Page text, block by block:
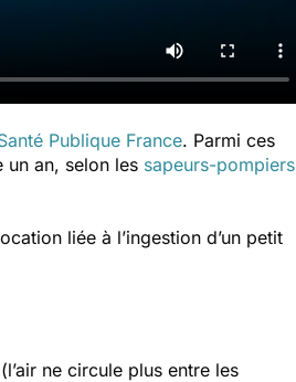
Publique France. Parmi ces
an, selon les sapeurs-pompiers
liée à l’ingestion d’un petit
ne circule plus entre les